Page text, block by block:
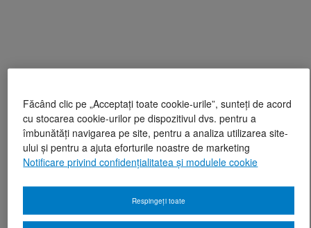
Făcând clic pe „Acceptați toate cookie-urile”, sunteți de acord
cu stocarea cookie-urilor pe dispozitivul dvs. pentru a
îmbunătăți navigarea pe site, pentru a analiza utilizarea site-
ului și pentru a ajuta eforturile noastre de marketing
Notificare privind confidențialitatea și modulele cookie
Respingeți toate